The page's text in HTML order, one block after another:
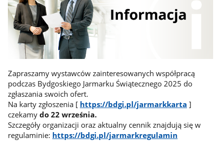
Zapraszamy wystawców zainteresowanych współpracą
podczas Bydgoskiego Jarmarku Świątecznego 2025 do
zgłaszania swoich ofert.
Na karty zgłoszenia [ https://bdgi.pl/jarmarkkarta ]
czekamydo 22 września.
Szczegóły organizacji oraz aktualny cennik znajdują się w
regulaminie: https://bdgi.pl/jarmarkregulamin